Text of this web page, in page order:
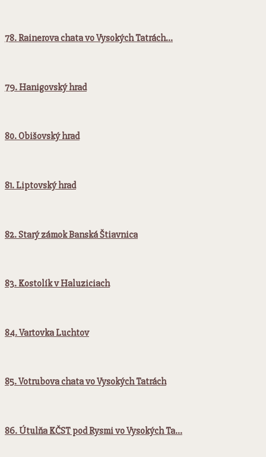
78. Rainerova chata vo Vysokých Tatrách…
79. Hanigovský hrad
80. Obišovský hrad
81. Liptovský hrad
82. Starý zámok Banská Štiavnica
83. Kostolík v Haluziciach
84. Vartovka Luchtov
85. Votrubova chata vo Vysokých Tatrách
86. Útulňa KČST pod Rysmi vo Vysokých Ta…